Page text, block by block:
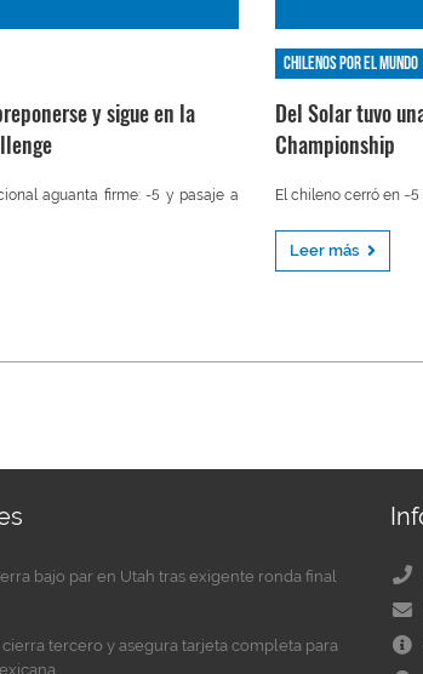
y sigue en la
aguanta firme: -5 y pasaje a
Chilenos por el mundo
Del Solar tuvo
Championship
El chileno cerró en
Leer más
bajo par en Utah tras exigente ronda final
cierra tercero y asegura tarjeta completa para